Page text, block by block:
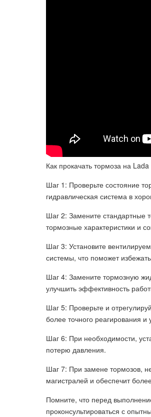
Как прокачать тормоза на
Шаг 1: Проверьте состояние
гидравлическая система в
Шаг 2: Замените стандартные
тормозные характеристики и
Шаг 3: Установите
системы, что поможет
Шаг 4: Замените тормозную
улучшить эффективность
Шаг 5: Проверьте и
более точного реагирования
Шаг 6: При необходимости,
потерю давления.
Шаг 7: При замене тормозов,
магистралей и обеспечит
Помните, что перед
проконсультироваться с